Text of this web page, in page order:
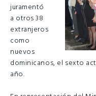
juramentó
a otros 38
extranjeros
como
nuevos
dominicanos, el sexto
año.